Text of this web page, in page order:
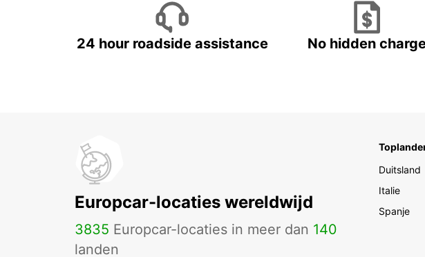
24 hour roadside assistance No hidden
Europcar-locaties wereldwijd
3835 Europcar-locaties in meer dan 140
landen
Duitsland
Italie
Spanje